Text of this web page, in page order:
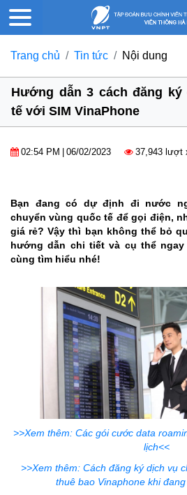
Trang chủ Tin tức Nội dung
Hướng dẫn 3 cách đăng ký
tế với SIM VinaPhone
02:54 PM 06/02/2023 37,943 lượt
Bạn đang có dự định đi nước
chuyển vùng quốc tế để gọi điện,
giá rẻ? Vậy thì bạn không thể bỏ
hướng dẫn chi tiết và cụ thể
cùng tìm hiểu nhé!
>>Xem thêm: Các gói cước data
lịch<<
>>Xem thêm: Cách đăng ký dịch vụ
thuê bao Vinaphone khi